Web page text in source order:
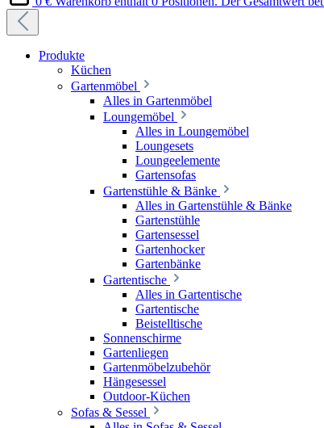
Produkte
Küchen
Gartenmöbel
Alles in Gartenmöbel
Loungemöbel
Alles in Loungemöbel
Loungesets
Loungeelemente
Gartensofas
Gartenstühle & Bänke
Alles in Gartenstühle & Bänke
Gartenstühle
Gartensessel
Gartenhocker
Gartenbänke
Gartentische
Alles in Gartentische
Gartentische
Beistelltische
Sonnenschirme
Gartenliegen
Gartenmöbelzubehör
Hängesessel
Outdoor-Küchen
Sofas & Sessel